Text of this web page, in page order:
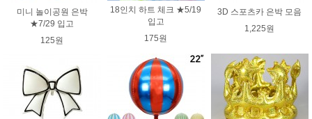
미니 놀이공원 은박
★7/29 입고
125원
18인치 하트 체크 ★5/19
입고
175원
3D 스포츠카 은박 모음
1,225원